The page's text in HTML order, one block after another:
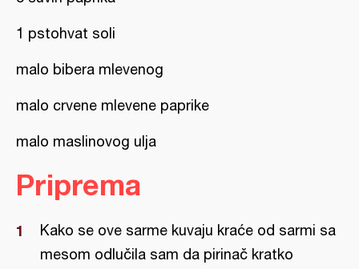
1 pstohvat soli
malo bibera mlevenog
malo crvene mlevene paprike
malo maslinovog ulja
Priprema
Kako se ove sarme kuvaju kraće od sarmi sa
mesom odlučila sam da pirinač kratko